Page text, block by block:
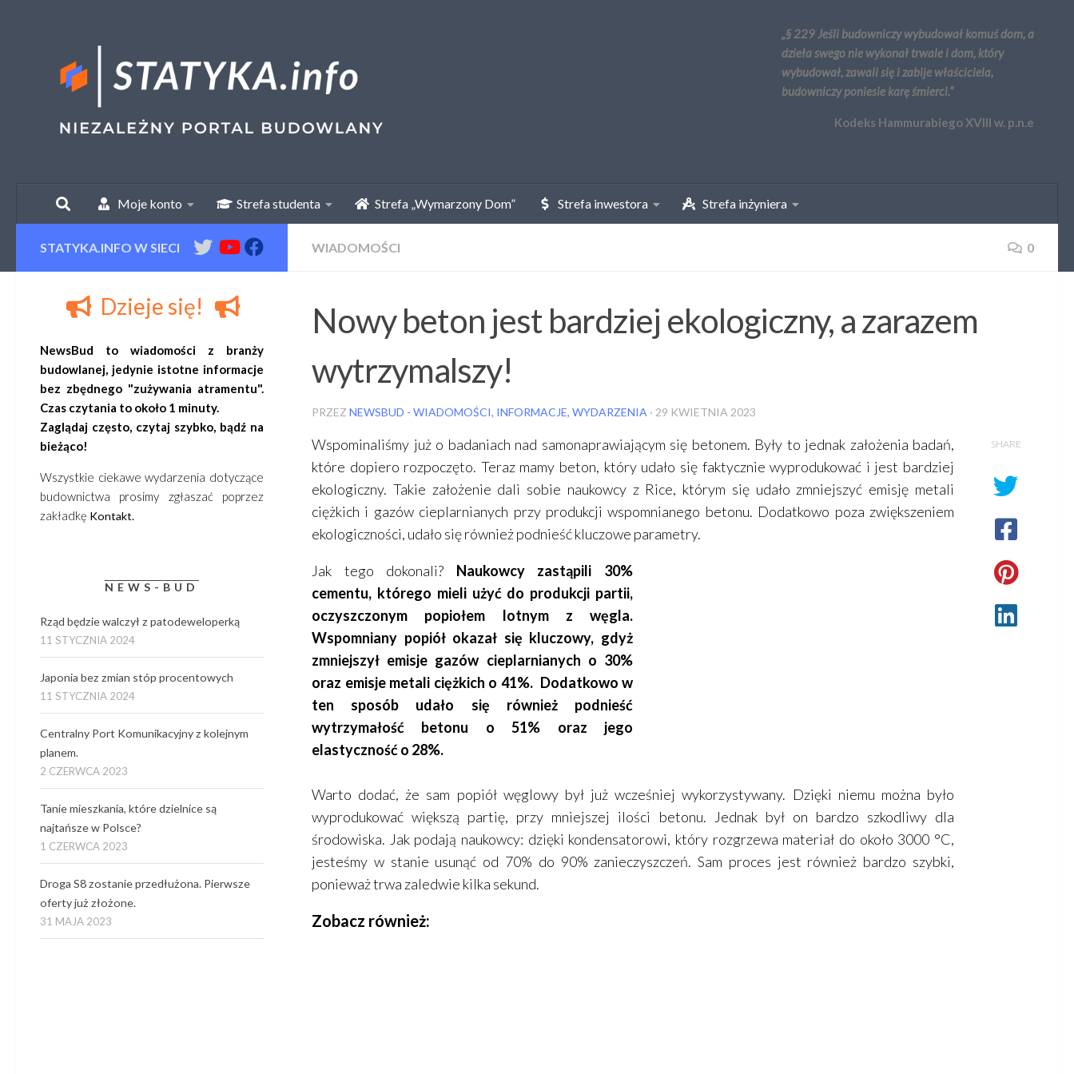
„§ 229 Jeśli budowniczy wybudował komuś dom, a
dzieła swego nie wykonał trwale i dom, który
wybudował, zawali się i zabije właściciela,
budowniczy poniesie karę śmierci.”
Kodeks Hammurabiego XVIII w. p.n.e
Moje konto Strefa studenta Strefa „Wymarzony Dom” Strefa inwestora Strefa inżyniera
WIADOMOŚCI 0
Nowy beton jest bardziej ekologiczny, a zarazem
wytrzymalszy!
PRZEZ NEWSBUD - WIADOMOŚCI, INFORMACJE, WYDARZENIA · 29 KWIETNIA 2023
Wspominaliśmy już o badaniach nad samonaprawiającym się betonem. Były to jednak założenia badań,
które dopiero rozpoczęto. Teraz mamy beton, który udało się faktycznie wyprodukować i jest bardziej
ekologiczny. Takie założenie dali sobie naukowcy z Rice, którym się udało zmniejszyć emisję metali
ciężkich i gazów cieplarnianych przy produkcji wspomnianego betonu. Dodatkowo poza zwiększeniem
ekologiczności, udało się również podnieść kluczowe parametry.
Jak tego dokonali? Naukowcy zastąpili 30%
cementu, którego mieli użyć do produkcji partii,
oczyszczonym popiołem lotnym z węgla.
Wspomniany popiół okazał się kluczowy, gdyż
zmniejszył emisje gazów cieplarnianych o 30%
oraz emisje metali ciężkich o 41%. Dodatkowo w
ten sposób udało się również podnieść
wytrzymałość betonu o 51% oraz jego
elastyczność o 28%.
Warto dodać, że sam popiół węglowy był już wcześniej wykorzystywany. Dzięki niemu można było
wyprodukować większą partię, przy mniejszej ilości betonu. Jednak był on bardzo szkodliwy dla
środowiska. Jak podają naukowcy: dzięki kondensatorowi, który rozgrzewa materiał do około 3000 °C,
jesteśmy w stanie usunąć od 70% do 90% zanieczyszczeń. Sam proces jest również bardzo szybki,
ponieważ trwa zaledwie kilka sekund.
Zobacz również:
SHARE
STATYKA.INFO W SIECI
Dzieje się!
NewsBud to wiadomości z branży
budowlanej, jedynie istotne informacje
bez zbędnego "zużywania atramentu".
Czas czytania to około 1 minuty.
Zaglądaj często, czytaj szybko, bądź na
bieżąco!
Wszystkie ciekawe wydarzenia dotyczące
budownictwa prosimy zgłaszać poprzez
zakładkę Kontakt.
NEWS-BUD
Rząd będzie walczył z patodeweloperką
11 STYCZNIA 2024
Japonia bez zmian stóp procentowych
11 STYCZNIA 2024
Centralny Port Komunikacyjny z kolejnym
planem.
2 CZERWCA 2023
Tanie mieszkania, które dzielnice są
najtańsze w Polsce?
1 CZERWCA 2023
Droga S8 zostanie przedłużona. Pierwsze
oferty już złożone.
31 MAJA 2023